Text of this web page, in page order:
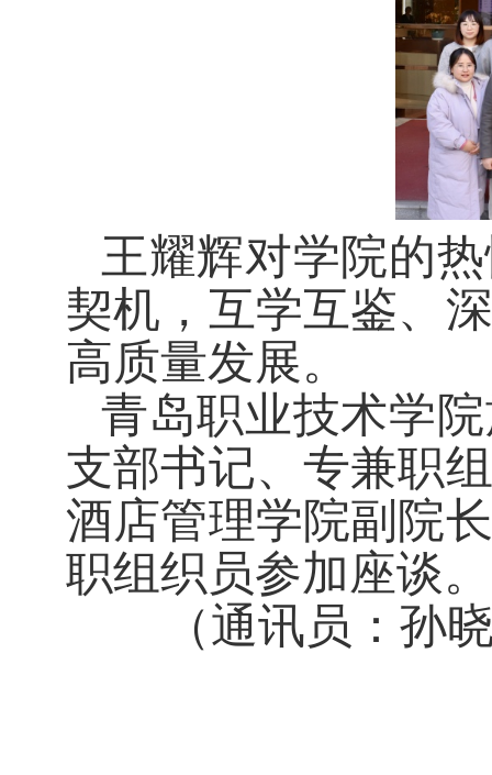
王耀辉对学院的
契机，互学互鉴、
高质量发展。
青岛职业技术学院
支部书记、专兼职
酒店管理学院副院
职组织员参加座谈。
（通讯员：孙